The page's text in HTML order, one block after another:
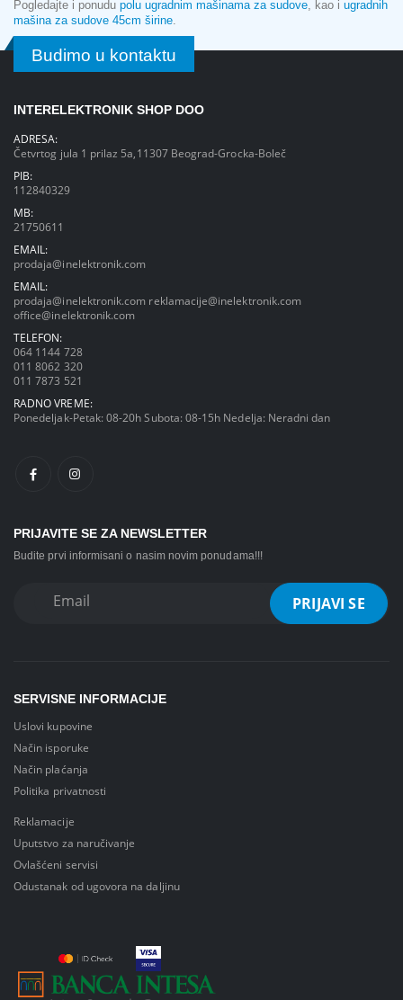
Pogledajte i ponudu polu ugradnim mašinama za sudove, kao i ugradnih
mašina za sudove 45cm širine.
Budimo u kontaktu
INTERELEKTRONIK SHOP DOO
ADRESA:
Četvrtog jula 1 prilaz 5a,11307 Beograd-Grocka-Boleč
PIB:
112840329
MB:
21750611
EMAIL:
prodaja@inelektronik.com
EMAIL:
prodaja@inelektronik.com reklamacije@inelektronik.com
office@inelektronik.com
TELEFON:
064 1144 728
011 8062 320
011 7873 521
RADNO VREME:
Ponedeljak-Petak: 08-20h Subota: 08-15h Nedelja: Neradni dan
PRIJAVITE SE ZA NEWSLETTER
Budite prvi informisani o nasim novim ponudama!!!
SERVISNE INFORMACIJE
Uslovi kupovine
Način isporuke
Način plaćanja
Politika privatnosti
Reklamacije
Uputstvo za naručivanje
Ovlašćeni servisi
Odustanak od ugovora na daljinu